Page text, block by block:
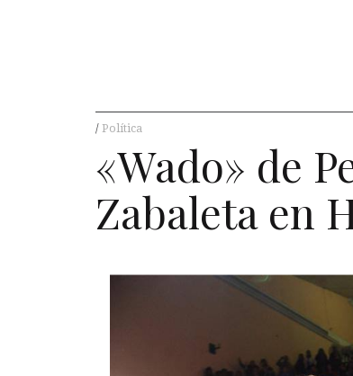
Política
«Wado» de
Zabaleta en